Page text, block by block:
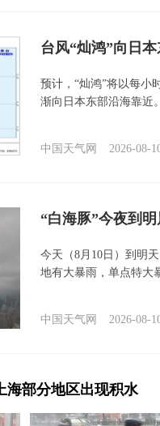
台风“灿鸿”向日
预计，“灿鸿”将以每小
渐向日本东部沿海靠近
中国天气网 2026-08-
“白海豚”今夜到
今天（8月10日）到明
地有大暴雨，单点特大
中国天气网 2026-08-
海部分地区出现积水